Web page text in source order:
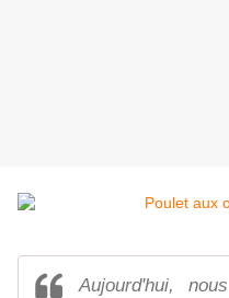
Aujourd'hui,